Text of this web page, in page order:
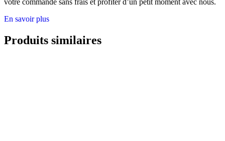
votre commande sans frais et profiter d’un petit moment avec nous.
En savoir plus
Produits similaires